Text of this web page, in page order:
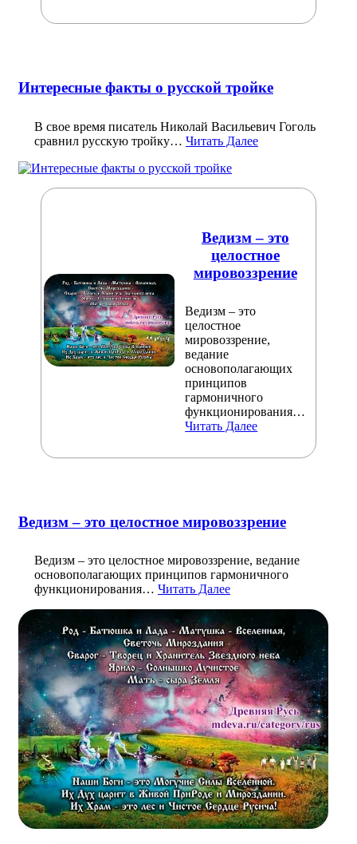
Интересные факты о русской тройке
В свое время писатель Николай Васильевич Гоголь
сравнил русскую тройку… Читать Далее
Ведизм – это
целостное
мировоззрение
Ведизм – это
целостное
мировоззрение,
ведание
основополагающих
принципов
гармоничного
функционирования…
Читать Далее
Ведизм – это целостное мировоззрение
Ведизм – это целостное мировоззрение, ведание
основополагающих принципов гармоничного
функционирования… Читать Далее